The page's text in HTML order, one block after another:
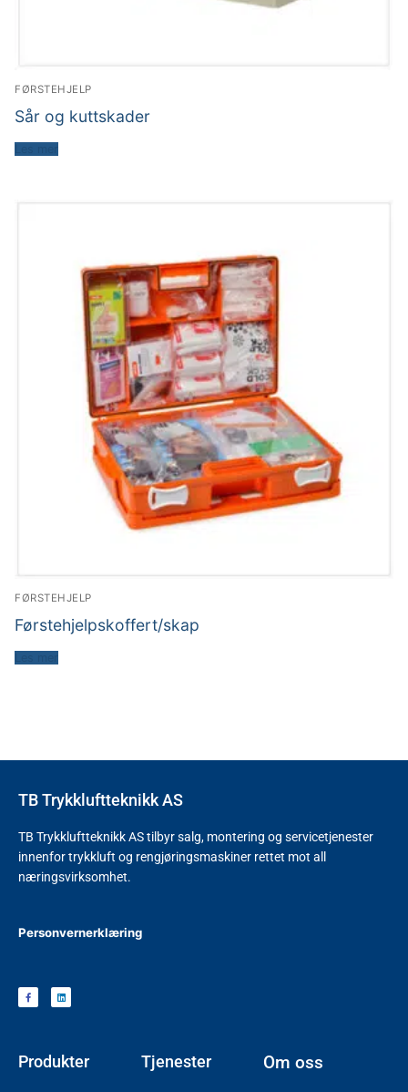
FØRSTEHJELP
Sår og kuttskader
FØRSTEHJELP
Førstehjelpskoffert/skap
TB Trykkluftteknikk AS
TB Trykkluftteknikk AS tilbyr salg, montering og servicetjenester
innenfor trykkluft og rengjøringsmaskiner rettet mot all
næringsvirksomhet.
Personvernerklæring
Produkter Tjenester Om oss